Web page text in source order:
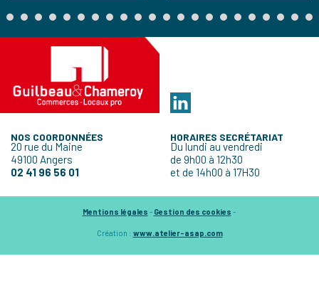
NOS COORDONNÉES
20 rue du Maine
49100 Angers
02 41 96 56 01
HORAIRES SECRÉTARIAT
Du lundi au vendredi
de 9h00 à 12h30
et de 14h00 à 17H30
Mentions légales - Gestion des cookies -
Création : www.atelier-asap.com